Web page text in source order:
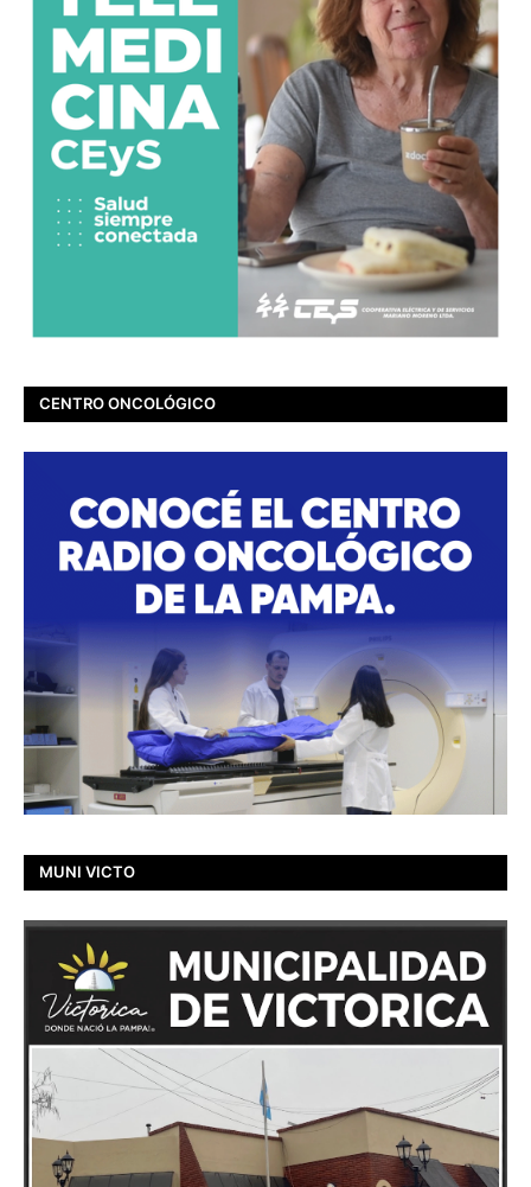
CENTRO ONCOLÓGICO
MUNI VICTO